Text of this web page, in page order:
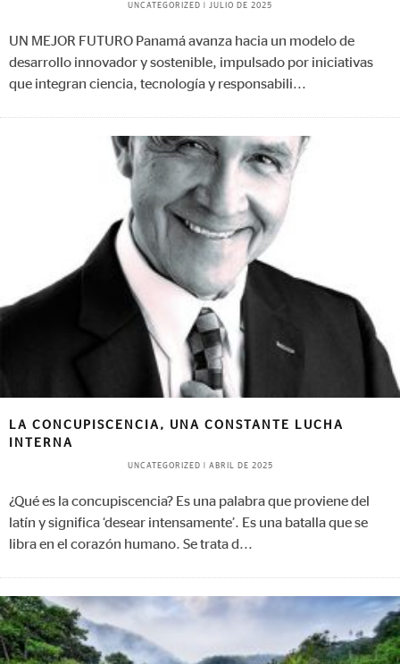
UNCATEGORIZED JULIO DE 2025
UN MEJOR FUTURO Panamá avanza hacia un modelo de
desarrollo innovador y sostenible, impulsado por iniciativas
que integran ciencia, tecnología y responsabili...
LA CONCUPISCENCIA, UNA CONSTANTE LUCHA
INTERNA
UNCATEGORIZED ABRIL DE 2025
¿Qué es la concupiscencia? Es una palabra que proviene del
latín y significa ‘desear intensamente’. Es una batalla que se
libra en el corazón humano. Se trata d...